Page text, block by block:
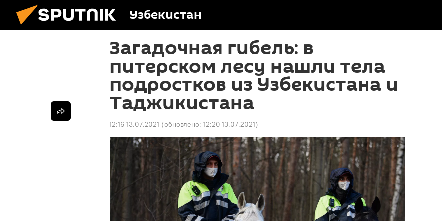
Узбекистан
Загадочная гибель: в
питерском лесу нашли тела
подростков из Узбекистана и
Таджикистана
12:16 13.07.2021 (обновлено: 12:20 13.07.2021)